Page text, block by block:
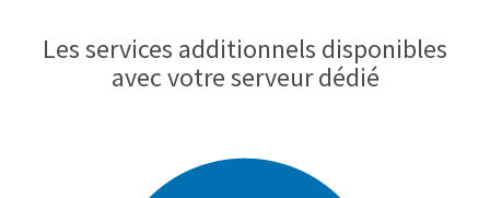
Les services additionnels disponibles
avec votre serveur dédié